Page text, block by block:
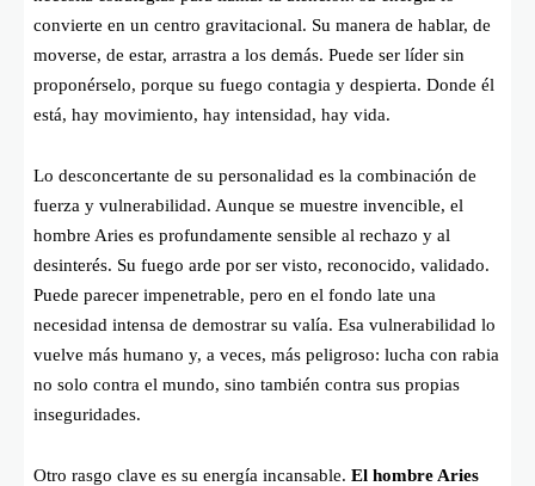
convierte en un centro gravitacional. Su manera de hablar, de
moverse, de estar, arrastra a los demás. Puede ser líder sin
proponérselo, porque su fuego contagia y despierta. Donde él
está, hay movimiento, hay intensidad, hay vida.
Lo desconcertante de su personalidad es la combinación de
fuerza y vulnerabilidad. Aunque se muestre invencible, el
hombre Aries es profundamente sensible al rechazo y al
desinterés. Su fuego arde por ser visto, reconocido, validado.
Puede parecer impenetrable, pero en el fondo late una
necesidad intensa de demostrar su valía. Esa vulnerabilidad lo
vuelve más humano y, a veces, más peligroso: lucha con rabia
no solo contra el mundo, sino también contra sus propias
inseguridades.
Otro rasgo clave es su energía incansable. El hombre Aries